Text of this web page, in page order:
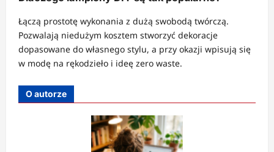
Łączą prostotę wykonania z dużą swobodą twórczą.
Pozwalają niedużym kosztem stworzyć dekoracje
dopasowane do własnego stylu, a przy okazji wpisują się
w modę na rękodzieło i ideę zero waste.
O autorze